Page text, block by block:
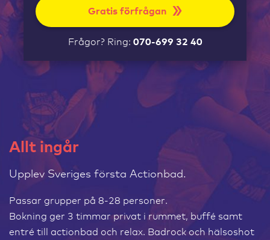
Gratis förfrågan
Frågor? Ring: 070-699 32 40
Allt ingår
Upplev Sveriges första Actionbad.
Passar grupper på 8-28 personer.
Bokning ger 3 timmar privat i rummet, buffé samt
entré till actionbad och relax. Badrock och hälsoshot